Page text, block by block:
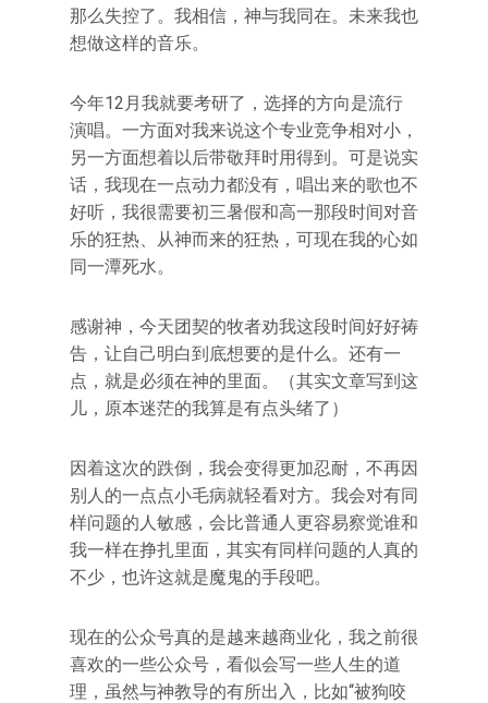
那么失控了。我相信，神与我同在。未来我也
想做这样的音乐。
今年12月我就要考研了，选择的方向是流行
演唱。一方面对我来说这个专业竞争相对小，
另一方面想着以后带敬拜时用得到。可是说实
话，我现在一点动力都没有，唱出来的歌也不
好听，我很需要初三暑假和高一那段时间对音
乐的狂热、从神而来的狂热，可现在我的心如
同一潭死水。
感谢神，今天团契的牧者劝我这段时间好好祷
告，让自己明白到底想要的是什么。还有一
点，就是必须在神的里面。（其实文章写到这
儿，原本迷茫的我算是有点头绪了）
因着这次的跌倒，我会变得更加忍耐，不再因
别人的一点点小毛病就轻看对方。我会对有同
样问题的人敏感，会比普通人更容易察觉谁和
我一样在挣扎里面，其实有同样问题的人真的
不少，也许这就是魔鬼的手段吧。
现在的公众号真的是越来越商业化，我之前很
喜欢的一些公众号，看似会写一些人生的道
理，虽然与神教导的有所出入，比如“被狗咬